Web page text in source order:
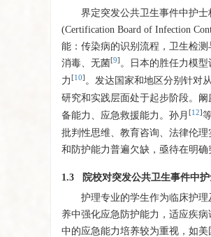
界定突发公共卫生事件中护
(Certification Board of Infection
能：传染病的识别流程，卫生检
消毒、无菌[9] 。日本的胜任力模
力 [10] 。发达国家和地区分别针对
研究和实践层面处于起步阶段。阚
备能力、应急救援能力。孙月 [12]
批判性思维、教育咨询、法律伦
和防护能力普遍欠缺，亟待在明
1.3 院校对突发公共卫生事件中
护理专业的学生作为临床护
养中强化应急防护能力，适应疾
中的应急能力培养较为重视，如